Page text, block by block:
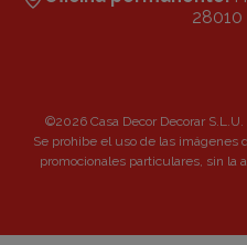
28010
©2026 Casa Decor Decorar S.L.U.
Se prohibe el uso de las imágenes
promocionales particulares, sin la